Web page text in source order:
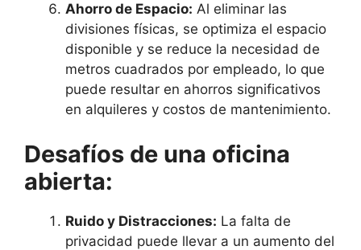
Ahorro de Espacio: Al eliminar las
divisiones físicas, se optimiza el espacio
disponible y se reduce la necesidad de
metros cuadrados por empleado, lo que
puede resultar en ahorros significativos
en alquileres y costos de mantenimiento.
Desafíos de una oficina
abierta:
Ruido y Distracciones: La falta de
privacidad puede llevar a un aumento del